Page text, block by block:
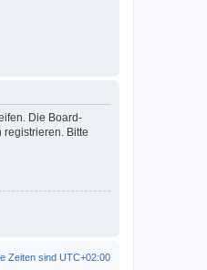
Die Board-
Bitte
Zeiten sind UTC+02:00